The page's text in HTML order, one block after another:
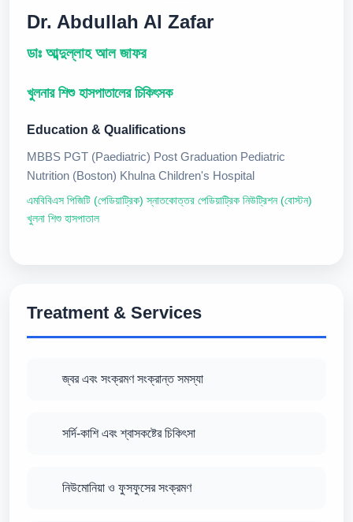
Dr. Abdullah Al Zafar
ডাঃ আব্দুল্লাহ আল জাফর
খুলনার শিশু হাসপাতালের চিকিৎসক
Education & Qualifications
MBBS PGT (Paediatric) Post Graduation Pediatric
Nutrition (Boston) Khulna Children's Hospital
এমবিবিএস পিজিটি (পেডিয়াট্রিক) স্নাতকোত্তর পেডিয়াট্রিক নিউট্রিশন (বোস্টন)
খুলনা শিশু হাসপাতাল
Treatment & Services
জ্বর এবং সংক্রমণ সংক্রান্ত সমস্যা
সর্দি-কাশি এবং শ্বাসকষ্টের চিকিৎসা
নিউমোনিয়া ও ফুসফুসের সংক্রমণ